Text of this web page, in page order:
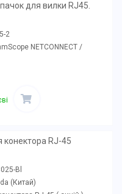
для вилки RJ45.
2
NETCONNECT /
конектора RJ-45
Bl
(Китай)